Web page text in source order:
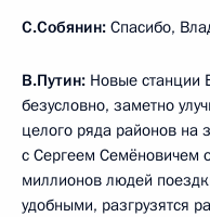
С.Собянин: Спасибо,
В.Путин: Новые станции
безусловно, заметно
целого ряда районов
с Сергеем Семёновичем
миллионов людей
удобными, разгрузятся